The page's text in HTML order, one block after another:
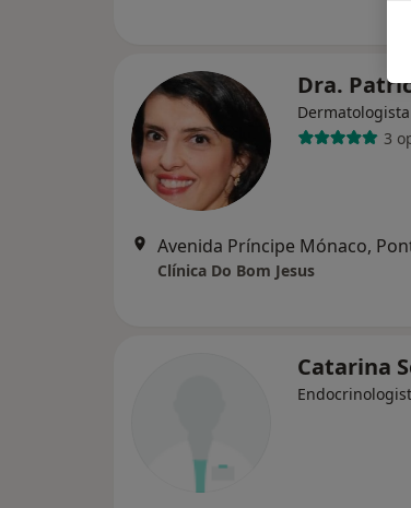
Dra.
Dermatologista
3
Avenida Príncipe Mónaco,
Clínica Do Bom Jesus
Catarina